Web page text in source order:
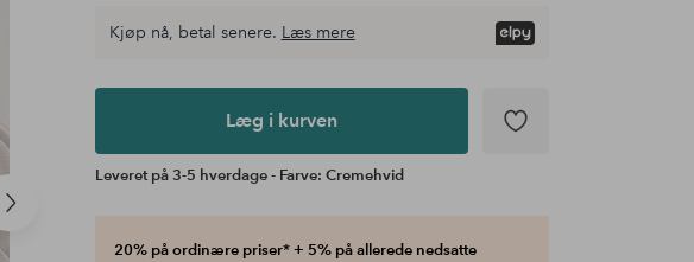
Næste
produkt
Kjøp nå, betal senere. Læs mere
Læg i kurven
Leveret på 3-5 hverdage - Farve: Cremehvid
20% på ordinære priser* + 5% på allerede nedsatte